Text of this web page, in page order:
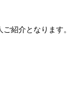
紹介となります。